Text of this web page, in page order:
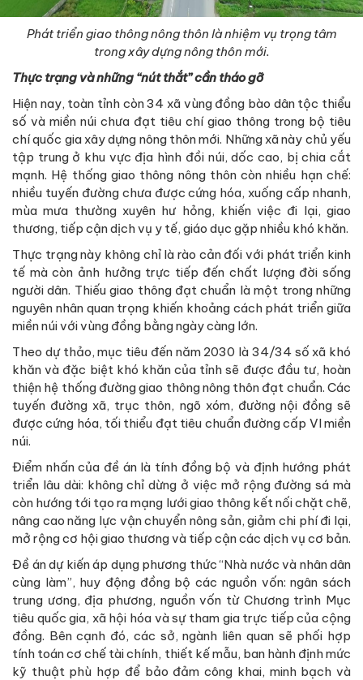
Phát triển giao thông nông thôn là nhiệm vụ trọng tâm
trong xây dựng nông thôn mới.
Thực trạng và những “nút thắt” cần tháo gỡ
Hiện nay, toàn tỉnh còn 34 xã vùng đồng bào dân tộc thiểu
số và miền núi chưa đạt tiêu chí giao thông trong bộ tiêu
chí quốc gia xây dựng nông thôn mới. Những xã này chủ yếu
tập trung ở khu vực địa hình đồi núi, dốc cao, bị chia cắt
mạnh. Hệ thống giao thông nông thôn còn nhiều hạn chế:
nhiều tuyến đường chưa được cứng hóa, xuống cấp nhanh,
mùa mưa thường xuyên hư hỏng, khiến việc đi lại, giao
thương, tiếp cận dịch vụ y tế, giáo dục gặp nhiều khó khăn.
Thực trạng này không chỉ là rào cản đối với phát triển kinh
tế mà còn ảnh hưởng trực tiếp đến chất lượng đời sống
người dân. Thiếu giao thông đạt chuẩn là một trong những
nguyên nhân quan trọng khiến khoảng cách phát triển giữa
miền núi với vùng đồng bằng ngày càng lớn.
Theo dự thảo, mục tiêu đến năm 2030 là 34/34 số xã khó
khăn và đặc biệt khó khăn của tỉnh sẽ được đầu tư, hoàn
thiện hệ thống đường giao thông nông thôn đạt chuẩn. Các
tuyến đường xã, trục thôn, ngõ xóm, đường nội đồng sẽ
được cứng hóa, tối thiểu đạt tiêu chuẩn đường cấp VI miền
núi.
Điểm nhấn của đề án là tính đồng bộ và định hướng phát
triển lâu dài: không chỉ dừng ở việc mở rộng đường sá mà
còn hướng tới tạo ra mạng lưới giao thông kết nối chặt chẽ,
nâng cao năng lực vận chuyển nông sản, giảm chi phí đi lại,
mở rộng cơ hội giao thương và tiếp cận các dịch vụ cơ bản.
Đề án dự kiến áp dụng phương thức “Nhà nước và nhân dân
cùng làm”, huy động đồng bộ các nguồn vốn: ngân sách
trung ương, địa phương, nguồn vốn từ Chương trình Mục
tiêu quốc gia, xã hội hóa và sự tham gia trực tiếp của cộng
đồng. Bên cạnh đó, các sở, ngành liên quan sẽ phối hợp
tính toán cơ chế tài chính, thiết kế mẫu, ban hành định mức
kỹ thuật phù hợp để bảo đảm công khai, minh bạch và